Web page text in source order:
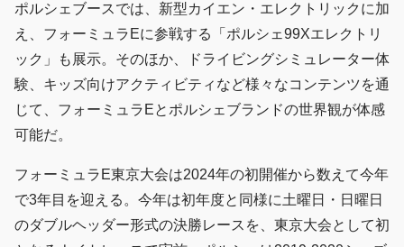
ポルシェブースでは、新型カイエン・エレクトリックに加
え、フォーミュラEに参戦する「ポルシェ99Xエレクトリ
ック」も展示。そのほか、ドライビングシミュレーター体
験、キッズ向けアクティビティなど様々なコンテンツを通
じて、フォーミュラEとポルシェブランドの世界観が体感
可能だ。
フォーミュラE東京大会は2024年の初開催から数えて今年
で3年目を迎える。今年は初年度と同様に土曜日・日曜日
のダブルヘッダー形式の決勝レースを、東京大会として初